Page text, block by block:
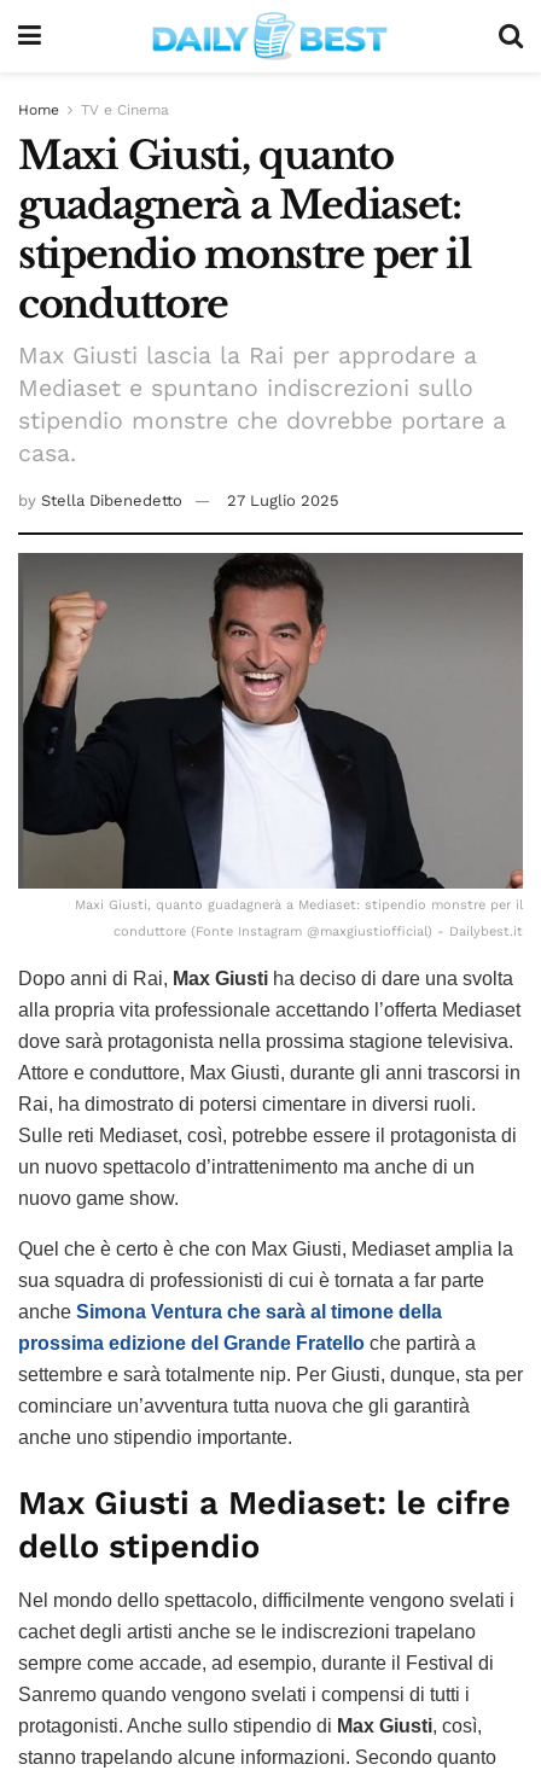
Home TV e Cinema
Maxi Giusti, quanto
guadagnerà a Mediaset:
stipendio monstre per il
conduttore
Max Giusti lascia la Rai per approdare a
Mediaset e spuntano indiscrezioni sullo
stipendio monstre che dovrebbe portare a
casa.
by Stella Dibenedetto 27 Luglio 2025
Maxi Giusti, quanto guadagnerà a Mediaset: stipendio monstre per il
conduttore (Fonte Instagram @maxgiustiofficial) - Dailybest.it
Dopo anni di Rai, Max Giusti ha deciso di dare una svolta
alla propria vita professionale accettando l’offerta Mediaset
dove sarà protagonista nella prossima stagione televisiva.
Attore e conduttore, Max Giusti, durante gli anni trascorsi in
Rai, ha dimostrato di potersi cimentare in diversi ruoli.
Sulle reti Mediaset, così, potrebbe essere il protagonista di
un nuovo spettacolo d’intrattenimento ma anche di un
nuovo game show.
Quel che è certo è che con Max Giusti, Mediaset amplia la
sua squadra di professionisti di cui è tornata a far parte
anche Simona Ventura che sarà al timone della
prossima edizione del Grande Fratello che partirà a
settembre e sarà totalmente nip. Per Giusti, dunque, sta per
cominciare un’avventura tutta nuova che gli garantirà
anche uno stipendio importante.
Max Giusti a Mediaset: le cifre
dello stipendio
Nel mondo dello spettacolo, difficilmente vengono svelati i
cachet degli artisti anche se le indiscrezioni trapelano
sempre come accade, ad esempio, durante il Festival di
Sanremo quando vengono svelati i compensi di tutti i
protagonisti. Anche sullo stipendio di Max Giusti, così,
stanno trapelando alcune informazioni. Secondo quanto